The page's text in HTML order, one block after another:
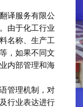
译服务有限公
由于化工行业
名称、生产工
，如果不同文
内部管理和海
管理机制，对
行业表达进行